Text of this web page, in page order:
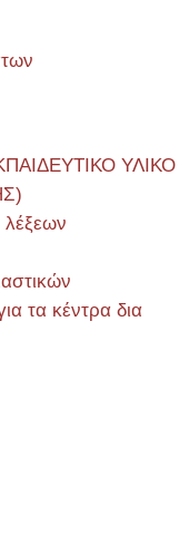
ΥΛΙΚΟ
τα κέντρα δια